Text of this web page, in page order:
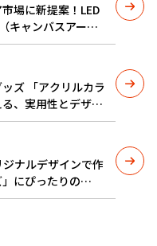
場に新提案！LED
キャンバスアー
いたしました
ズ 「アクリルカラ
、実用性とデザイ
を配信いたしまし
ナルデザインで作
にぴったりの
イン性を両立した新